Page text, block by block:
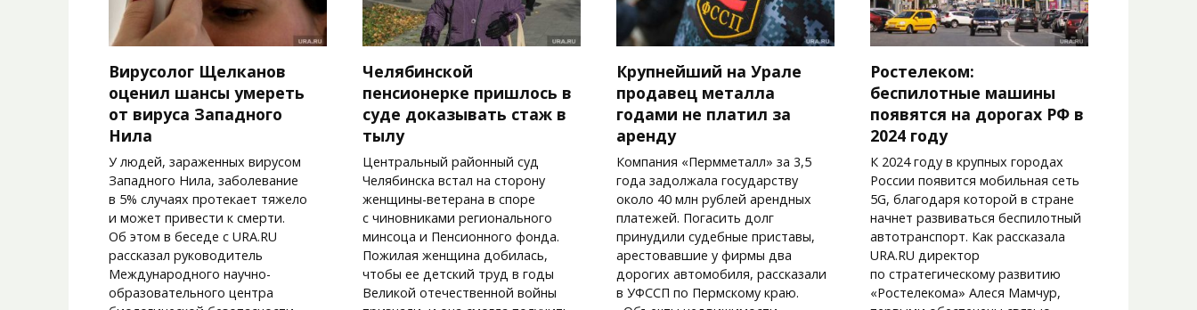
Вирусолог Щелканов
оценил шансы умереть
от вируса Западного
Нила
У людей, зараженных вирусом
Западного Нила, заболевание
в 5% случаях протекает тяжело
и может привести к смерти.
Об этом в беседе с URA.RU
рассказал руководитель
Международного научно-
образовательного центра
Челябинской
пенсионерке пришлось в
суде доказывать стаж в
тылу
Центральный районный суд
Челябинска встал на сторону
женщины-ветерана в споре
с чиновниками регионального
минсоца и Пенсионного фонда.
Пожилая женщина добилась,
чтобы ее детский труд в годы
Великой отечественной войны
Крупнейший на Урале
продавец металла
годами не платил за
аренду
Компания «Пермметалл» за 3,5
года задолжала государству
около 40 млн рублей арендных
платежей. Погасить долг
принудили судебные приставы,
арестовавшие у фирмы два
дорогих автомобиля, рассказали
в УФССП по Пермскому краю.
Ростелеком:
беспилотные машины
появятся на дорогах РФ в
2024 году
К 2024 году в крупных городах
России появится мобильная сеть
5G, благодаря которой в стране
начнет развиваться беспилотный
автотранспорт. Как рассказала
URA.RU директор
по стратегическому развитию
«Ростелекома» Алеся Мамчур,